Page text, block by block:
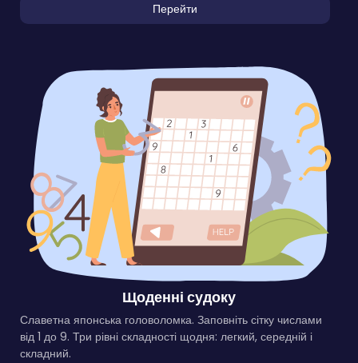
Перейти
Щоденні судоку
Славетна японська головоломка. Заповніть сітку числами
від 1 до 9. Три рівні складності щодня: легкий, середній і
складний.